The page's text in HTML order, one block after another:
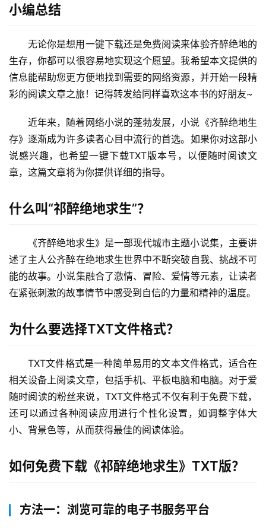
小编总结
无论你是想用一键下载还是免费阅读来体验齐醉绝地的
生存，你都可以很容易地实现这个愿望。我希望本文提供的
信息能帮助您更方便地找到需要的网络资源，并开始一段精
彩的阅读文章之旅！记得转发给同样喜欢这本书的好朋友~
近年来，随着网络小说的蓬勃发展，小说《齐醉绝地生
存》逐渐成为许多读者心目中流行的首选。如果你对这部小
说感兴趣，也希望一键下载TXT版本号，以便随时阅读文
章，这篇文章将为你提供详细的指导。
什么叫“祁醉绝地求生”？
《齐醉绝地求生》是一部现代城市主题小说集，主要讲
述了主人公齐醉在绝地求生世界中不断突破自我、挑战不可
能的故事。小说集融合了激情、冒险、爱情等元素，让读者
在紧张刺激的故事情节中感受到自信的力量和精神的温度。
为什么要选择TXT文件格式？
TXT文件格式是一种简单易用的文本文件格式，适合在
相关设备上阅读文章，包括手机、平板电脑和电脑。对于爱
随时阅读的粉丝来说，TXT文件格式不仅有利于免费下载，
还可以通过各种阅读应用进行个性化设置，如调整字体大
小、背景色等，从而获得最佳的阅读体验。
如何免费下载《祁醉绝地求生》TXT版？
方法一：浏览可靠的电子书服务平台